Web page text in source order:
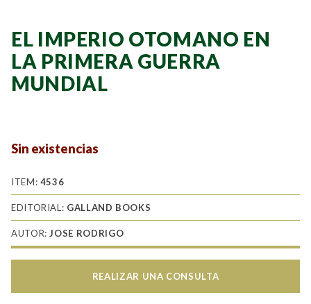
EL IMPERIO OTOMANO EN
LA PRIMERA GUERRA
MUNDIAL
Sin existencias
ITEM: 4536
EDITORIAL: GALLAND BOOKS
AUTOR:JOSE RODRIGO
REALIZAR UNA CONSULTA